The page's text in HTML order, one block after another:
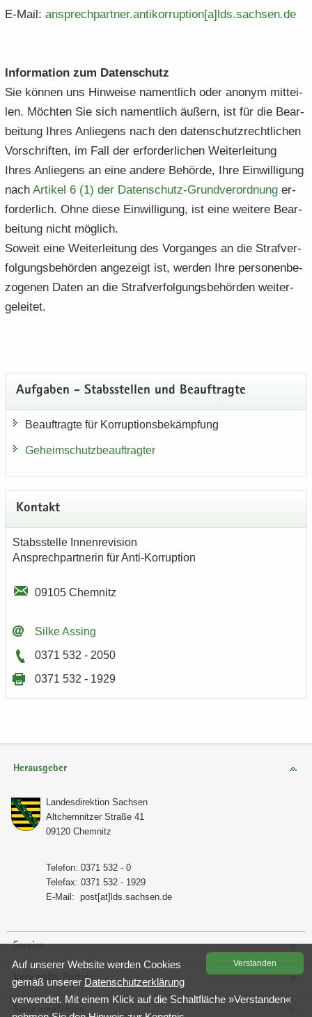
E-​Mail: an­sprech­part­ner.​antikorruption[a]lds.​sachsen.​de
In­for­ma­ti­on zum Da­ten­schutz
Sie kön­nen uns Hin­wei­se na­ment­lich oder an­onym mit­tei­
len. Möch­ten Sie sich na­ment­lich äu­ßern, ist für die Be­ar­
bei­tung Ihres An­lie­gens nach den da­ten­schutz­recht­li­chen
Vor­schrif­ten, im Fall der er­for­der­li­chen Wei­ter­lei­tung
Ihres An­lie­gens an eine an­de­re Be­hör­de, Ihre Ein­wil­li­gung
nach Ar­ti­kel 6 (1) der Datenschutz-​​Grundverordnung er­
for­der­lich. Ohne diese Ein­wil­li­gung, ist eine wei­te­re Be­ar­
bei­tung nicht mög­lich.
So­weit eine Wei­ter­lei­tung des Vor­gan­ges an die Straf­ver­
fol­gungs­be­hör­den an­ge­zeigt ist, wer­den Ihre per­so­nen­be­
zo­ge­nen Daten an die Straf­ver­fol­gungs­be­hör­den wei­ter­
ge­lei­tet.
Auf­ga­ben - Stabs­stel­len und Be­auf­trag­te
Be­auf­trag­te für Kor­rup­ti­ons­be­kämp­fung
Ge­heim­schutz­be­auf­trag­ter
Kon­takt
Stabs­stel­le In­nen­re­vi­si­on
An­sprech­part­ne­rin für Anti-​Korruption
09105 Chem­nitz
Silke As­sing
0371 532 - 2050
0371 532 - 1929
Herausgeber
Lan­des­di­rek­ti­on Sach­sen
Alt­chem­nit­zer Stra­ße 41
09120 Chem­nitz
Te­le­fon: 0371 532 - 0
Te­le­fax: 0371 532 - 1929
E-​Mail: post[at]lds.sach­sen.de
Service
Verwandte Portale
Ver­stan­den
Auf un­se­rer Web­site wer­den Coo­kies
gemäß un­se­rer Da­ten­schutz­er­klä­rung
ver­wen­det. Mit einem Klick auf die Schalt­flä­che »Ver­stan­den«